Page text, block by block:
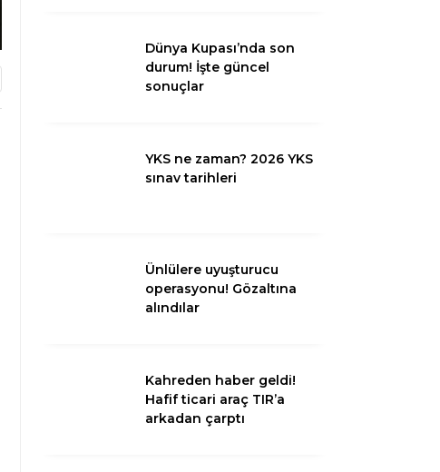
Dünya
Eğitim
WhatsApp İhbar
Dünya Kupası’nda son
durum! İşte güncel
sonuçlar
YKS ne zaman? 2026 YKS
sınav tarihleri
Ünlülere uyuşturucu
operasyonu! Gözaltına
alındılar
Kahreden haber geldi!
Hafif ticari araç TIR’a
arkadan çarptı